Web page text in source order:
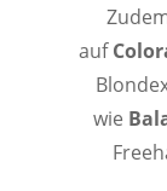
auf
wie